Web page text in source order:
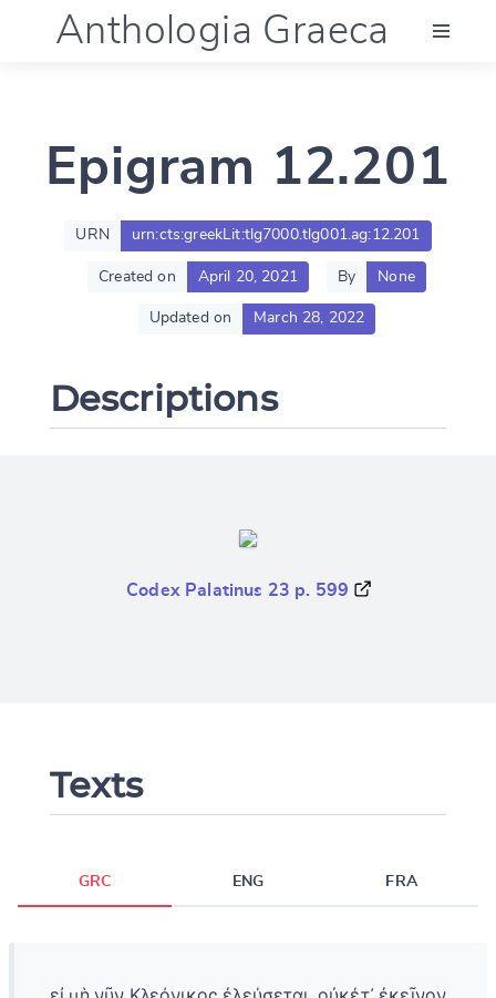
Anthologia Graeca
Language (en)
Documentation
Epigram 12.201
URN urn:cts:greekLit:tlg7000.tlg001.ag:12.201
Created on April 20, 2021 By None
Updated on March 28, 2022
Descriptions
Codex Palatinus 23 p. 599
Texts
GRC ENG FRA